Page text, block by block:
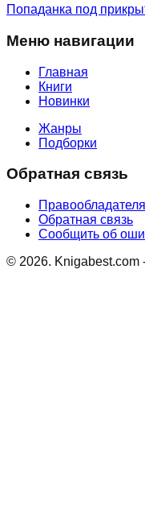
Попаданка под
Меню навигации
Главная
Книги
Новинки
Жанры
Подборки
Обратная связь
Обратная связь
Сообщить об
© 2026.